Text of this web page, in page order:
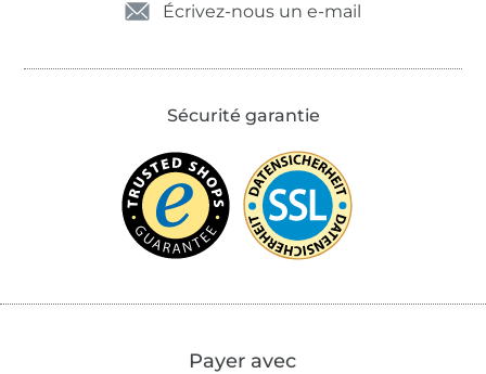
Écrivez-nous un e-mail
Sécurité garantie
Payer avec